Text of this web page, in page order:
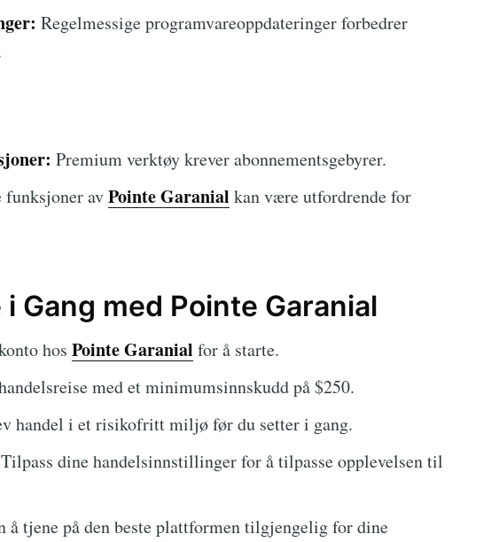
Regelmessige programvareoppdateringer forbedrer
Premium verktøy krever abonnementsgebyrer.
funksjoner avPointe Garanial kan være utfordrende for
Gang med Pointe Garanial
hos Pointe Garanial for å starte.
med et minimumsinnskudd på $250.
handel i et risikofritt miljø før du setter i gang.
Tilpass dine handelsinnstillinger for å tilpasse opplevelsen til
å tjene på den beste plattformen tilgjengelig for dine